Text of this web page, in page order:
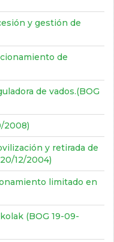
y gestión de
de
de vados.(BOG
2008)
y retirada de
12/2004)
limitado en
(BOG 19-09-